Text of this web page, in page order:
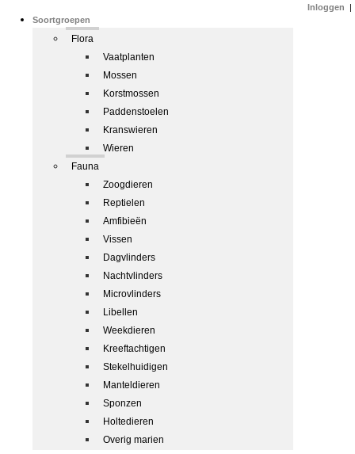
Soortgroepen
Flora
Vaatplanten
Mossen
Korstmossen
Paddenstoelen
Kranswieren
Wieren
Fauna
Zoogdieren
Reptielen
Amfibieën
Vissen
Dagvlinders
Nachtvlinders
Microvlinders
Libellen
Weekdieren
Kreeftachtigen
Stekelhuidigen
Manteldieren
Sponzen
Holtedieren
Overig marien
Inloggen |